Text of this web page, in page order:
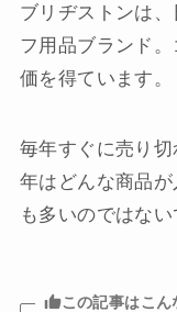
ブリヂストンは
フ用品ブランド
価を得ています。
毎年すぐに売り
年はどんな商品
も多いのではな
この記事はこん